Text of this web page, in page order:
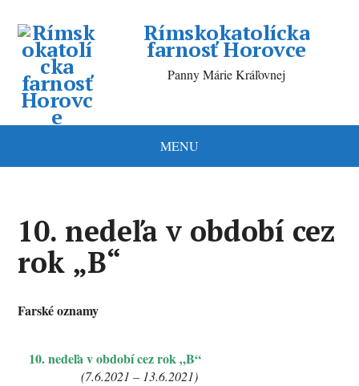
Rímskokatolícka
farnosť Horovce
Panny Márie Kráľovnej
MENU
10. nedeľa v období cez
rok „B“
Farské oznamy
10. nedeľa v období cez rok „B“
(7.6.2021 – 13.6.2021)